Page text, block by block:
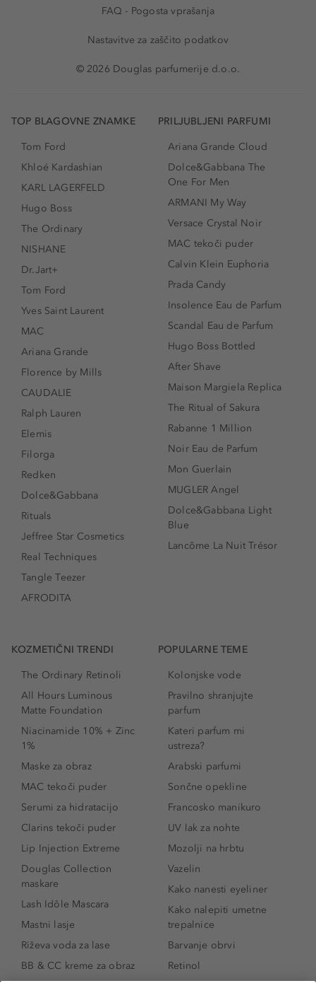
FAQ - Pogosta vprašanja
Nastavitve za zaščito podatkov
© 2026 Douglas parfumerije d.o.o.
TOP BLAGOVNE ZNAMKE
Tom Ford
Khloé Kardashian
KARL LAGERFELD
Hugo Boss
The Ordinary
NISHANE
Dr.Jart+
Tom Ford
Yves Saint Laurent
MAC
Ariana Grande
Florence by Mills
CAUDALIE
Ralph Lauren
Elemis
Filorga
Redken
Dolce&Gabbana
Rituals
Jeffree Star Cosmetics
Real Techniques
Tangle Teezer
AFRODITA
PRILJUBLJENI PARFUMI
Ariana Grande Cloud
Dolce&Gabbana The
One For Men
ARMANI My Way
Versace Crystal Noir
MAC tekoči puder
Calvin Klein Euphoria
Prada Candy
Insolence Eau de Parfum
Scandal Eau de Parfum
Hugo Boss Bottled
After Shave
Maison Margiela Replica
The Ritual of Sakura
Rabanne 1 Million
Noir Eau de Parfum
Mon Guerlain
MUGLER Angel
Dolce&Gabbana Light
Blue
Lancôme La Nuit Trésor
KOZMETIČNI TRENDI
The Ordinary Retinoli
All Hours Luminous
Matte Foundation
Niacinamide 10% + Zinc
1%
Maske za obraz
MAC tekoči puder
Serumi za hidratacijo
Clarins tekoči puder
Lip Injection Extreme
Douglas Collection
maskare
Lash Idôle Mascara
Mastni lasje
Riževa voda za lase
BB & CC kreme za obraz
POPULARNE TEME
Kolonjske vode
Pravilno shranjujte
parfum
Kateri parfum mi
ustreza?
Arabski parfumi
Sončne opekline
Francosko manikuro
UV lak za nohte
Mozolji na hrbtu
Vazelin
Kako nanesti eyeliner
Kako nalepiti umetne
trepalnice
Barvanje obrvi
Retinol